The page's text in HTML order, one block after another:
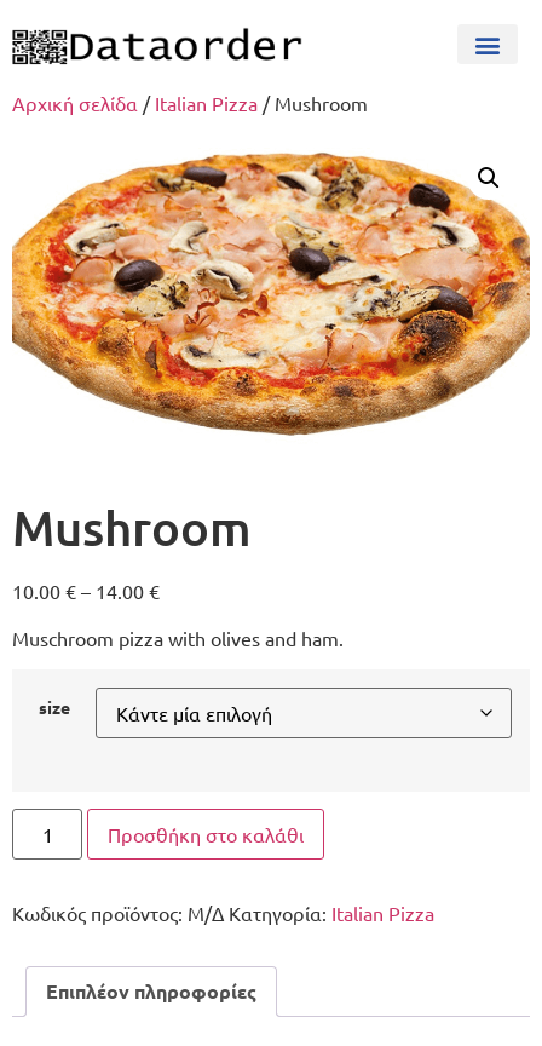
Αρχική σελίδα / Italian Pizza / Mushroom
Mushroom
10.00 € – 14.00 €
Muschroom pizza with olives and ham.
size
Προσθήκη στο καλάθι
Κωδικός προϊόντος: Μ/Δ Κατηγορία: Italian Pizza
Επιπλέον πληροφορίες